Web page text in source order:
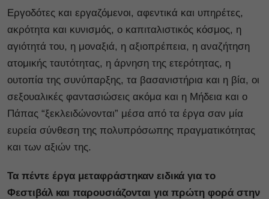
Εργοδότες και εργαζόμενοι, αφεντικά και υπηρέτες,
ακρότητα και κυνισμός, ο καπιταλιστικός κόσμος, η
αγιότητά του, η μοναξιά, η αξιοπρέπεια, η αναζήτηση
ατομικής ταυτότητας, η άρνηση της ετερότητας, η
ουτοπία της συνύπαρξης, τα βασανιστήρια και η βία, οι
σεξουαλικές φαντασιώσεις ακόμα και η Μήδεια και ο
Πάπας “ξεκλειδώνονται” μέσα από τα έργα σαν μία
ευρεία σύνθεση της πολυπρόσωπης πραγματικότητας
και των αξιών της.
Τα πέντε έργα μεταφράστηκαν ειδικά για το
Φεστιβάλ και παρουσιάζονται για πρώτη φορά στην